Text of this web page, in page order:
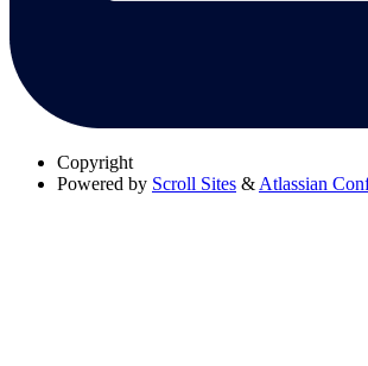
Copyright
Powered by Scroll Sites & Atlassian